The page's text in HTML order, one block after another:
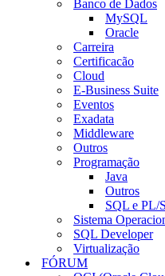
Banco de Dados
MySQL
Oracle
Carreira
Certificacão
Cloud
E-Business Suite
Eventos
Exadata
Middleware
Outros
Programação
Java
Outros
SQL e PL/
Sistema
SQL Developer
Virtualização
FÓRUM